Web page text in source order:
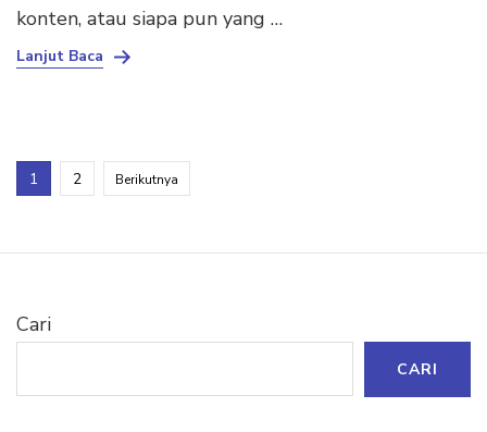
konten, atau siapa pun yang …
Lanjut Baca
Paginasi
Halaman
1 Halaman
2 Berikutnya
Cari
CARI